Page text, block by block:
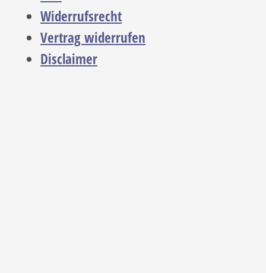
Widerrufsrecht
Vertrag widerrufen
Disclaimer